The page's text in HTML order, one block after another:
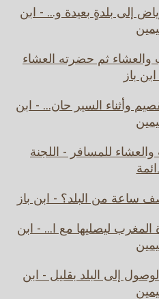
إلى بلدةٍ بعيدة و... - ابن
ثم حضرته العشاء
باز
وأثناء السير حان... - ابن
للمسافر - اللجنة
ساعة من البلد؟ - ابن باز
ليصليها مع ا... - ابن
إلى البلد بقليل - ابن